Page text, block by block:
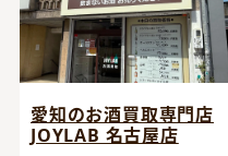
愛知のお酒買取専門店
JOYLAB 名古屋店